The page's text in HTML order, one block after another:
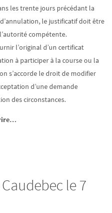
les trente jours précédant la
le justificatif doit être
compétente.
l’original d’un certificat
à participer à la course ou la
s’accorde le droit de modifier
d’une demande
des circonstances.
le 7